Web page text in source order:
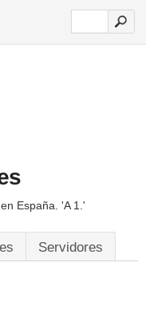
España. 'A 1.'
Servidores